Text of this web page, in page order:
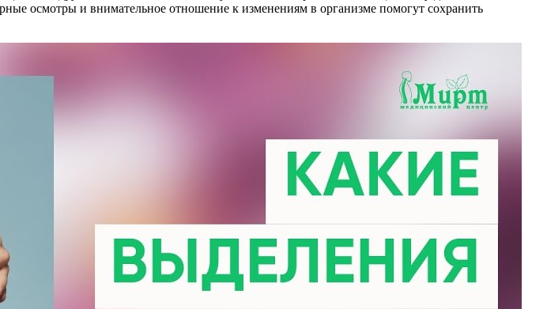
осмотры и внимательное отношение к изменениям в организме помогут сохранить